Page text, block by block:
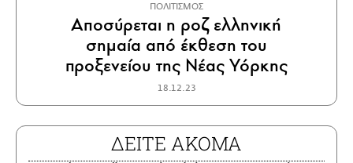
ΠΟΛΙΤΙΣΜΟΣ
Αποσύρεται η ροζ ελληνική
σημαία από έκθεση του
προξενείου της Νέας Υόρκης
18.12.23
ΔΕΙΤΕ ΑΚΟΜΑ